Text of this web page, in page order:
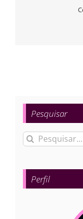
Pesquisar
Buscar
para:
Perfil